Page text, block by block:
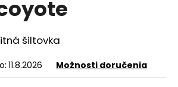
šiltovka
11.8.2026 Možnosti doručenia